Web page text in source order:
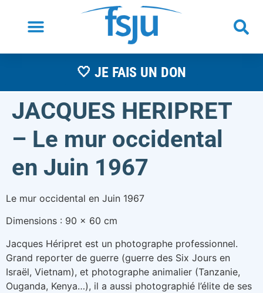
🤍 JE FAIS UN DON
JACQUES HERIPRET
– Le mur occidental
en Juin 1967
Le mur occidental en Juin 1967
Dimensions : 90 x 60 cm
Jacques Héripret est un photographe professionnel.
Grand reporter de guerre (guerre des Six Jours en
Israël, Vietnam), et photographe animalier (Tanzanie,
Ouganda, Kenya…), il a aussi photographié l’élite de ses